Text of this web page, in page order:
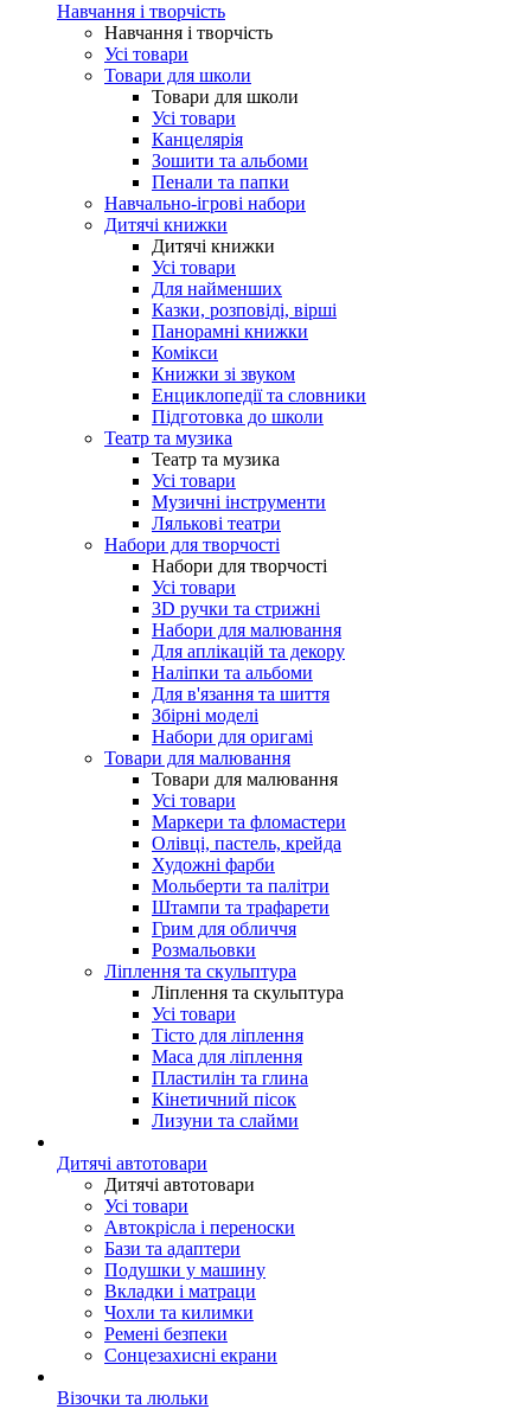
Навчання і творчість
Навчання і творчість
Усі товари
Товари для школи
Товари для школи
Усі товари
Канцелярія
Зошити та альбоми
Пенали та папки
Навчально-ігрові набори
Дитячі книжки
Дитячі книжки
Усі товари
Для найменших
Казки, розповіді, вірші
Панорамні книжки
Комікси
Книжки зі звуком
Енциклопедії та словники
Підготовка до школи
Театр та музика
Театр та музика
Усі товари
Музичні інструменти
Лялькові театри
Набори для творчості
Набори для творчості
Усі товари
3D ручки та стрижні
Набори для малювання
Для аплікацій та декору
Наліпки та альбоми
Для в'язання та шиття
Збірні моделі
Набори для оригамі
Товари для малювання
Товари для малювання
Усі товари
Маркери та фломастери
Олівці, пастель, крейда
Художні фарби
Мольберти та палітри
Штампи та трафарети
Грим для обличчя
Розмальовки
Ліплення та скульптура
Ліплення та скульптура
Усі товари
Тісто для ліплення
Маса для ліплення
Пластилін та глина
Кінетичний пісок
Лизуни та слайми
Дитячі автотовари
Дитячі автотовари
Усі товари
Автокрісла і переноски
Бази та адаптери
Подушки у машину
Вкладки і матраци
Чохли та килимки
Ремені безпеки
Сонцезахисні екрани
Візочки та люльки